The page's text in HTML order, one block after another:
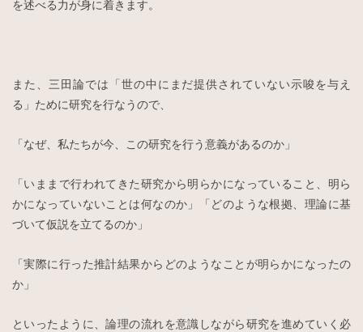
を述べる力が身に着きます。
また、三田論では「世の中にまだ提供されていない示唆を与え
る」ために研究を行なうので、
「なぜ、私たちが今、この研究を行う意義があるのか」
「いままで行われてきた研究から明らかになっていること、明ら
かになっていないことは何なのか」「どのような根拠、理論に基
づいて仮説を立てるのか」
「実際に行った推計結果からどのようなことが明らかになったの
か」
といったように、論理の流れを意識しながら研究を進めていく必